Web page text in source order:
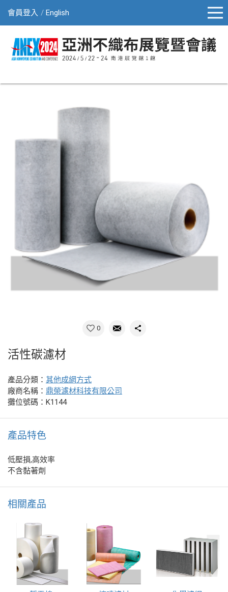
會員登入 English
0
活性碳濾材
產品分類： 其他成網方式
廠商名稱： 鼎榮濾材科技有限公司
攤位號碼：K1144
產品特色
低壓損,高效率
不含黏著劑
相關產品